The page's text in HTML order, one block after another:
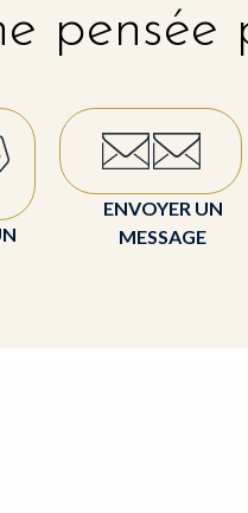
pensée
ENVOYER UN
MESSAGE